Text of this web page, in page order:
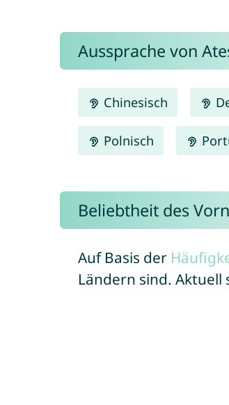
Aussprache von
Chinesisch
Polnisch
Beliebtheit des
Auf Basis der
Ländern sind.